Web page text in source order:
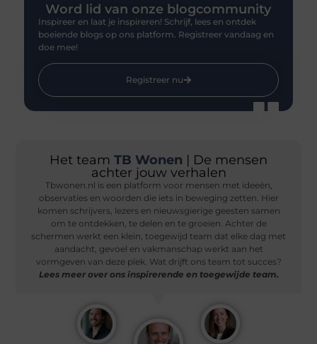
Word lid van onze blogcommunity
Inspireer en laat je inspireren! Schrijf, lees en ontdek
boeiende blogs op ons platform. Registreer vandaag en
doe mee!
Registreer nu
Het team TB Wonen | De mensen
achter jouw verhalen
Tbwonen.nl is een platform voor mensen met ideeën,
observaties en woorden die iets in beweging zetten. Hier
komen schrijvers, lezers en nieuwsgierige geesten samen
om te ontdekken, te delen en te groeien. Achter de
schermen werkt een klein, toegewijd team dat elke dag met
aandacht, gevoel en vakmanschap werkt aan het
vormgeven van deze plek. Wat drijft ons team tot succes?
Lees meer over ons inspirerende en toegewijde team.